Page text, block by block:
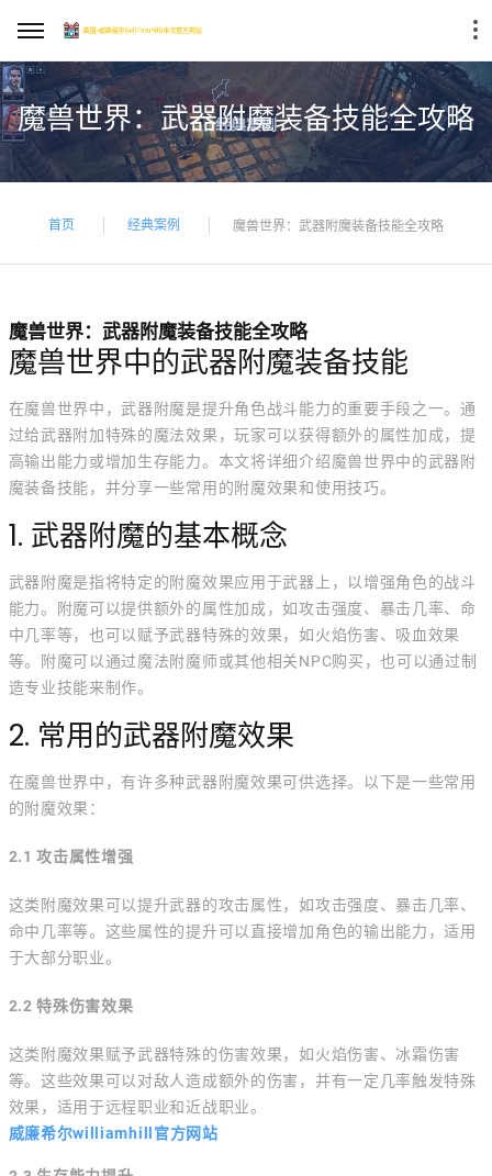
魔兽世界：武器附魔装备技能全攻略
首页 经典案例 魔兽世界：武器附魔装备技能全攻略
魔兽世界：武器附魔装备技能全攻略
魔兽世界中的武器附魔装备技能
在魔兽世界中，武器附魔是提升角色战斗能力的重要手段之一。通
过给武器附加特殊的魔法效果，玩家可以获得额外的属性加成，提
高输出能力或增加生存能力。本文将详细介绍魔兽世界中的武器附
魔装备技能，并分享一些常用的附魔效果和使用技巧。
1. 武器附魔的基本概念
武器附魔是指将特定的附魔效果应用于武器上，以增强角色的战斗
能力。附魔可以提供额外的属性加成，如攻击强度、暴击几率、命
中几率等，也可以赋予武器特殊的效果，如火焰伤害、吸血效果
等。附魔可以通过魔法附魔师或其他相关NPC购买，也可以通过制
造专业技能来制作。
2. 常用的武器附魔效果
在魔兽世界中，有许多种武器附魔效果可供选择。以下是一些常用
的附魔效果：
2.1 攻击属性增强
这类附魔效果可以提升武器的攻击属性，如攻击强度、暴击几率、
命中几率等。这些属性的提升可以直接增加角色的输出能力，适用
于大部分职业。
2.2 特殊伤害效果
这类附魔效果赋予武器特殊的伤害效果，如火焰伤害、冰霜伤害
等。这些效果可以对敌人造成额外的伤害，并有一定几率触发特殊
效果，适用于远程职业和近战职业。
威廉希尔williamhill官方网站